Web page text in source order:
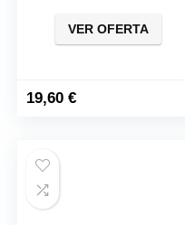
VER OFERTA
19,60€